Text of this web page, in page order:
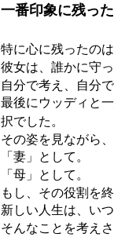
一番印象に残っ
特に心に残ったの
彼女は、誰かに守
自分で考え、自分
最後にウッディと
択でした。
その姿を見ながら
「妻」として。
「母」として。
もし、その役割を
新しい人生は、い
そんなことを考え